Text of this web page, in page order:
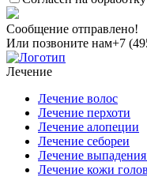
Сообщение отправлено!
Или позвоните нам+7
Лечение
Лечение волос
Лечение перхоти
Лечение алопеции
Лечение себореи
Лечение
Лечение кожи